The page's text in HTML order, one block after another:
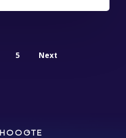
5 Next